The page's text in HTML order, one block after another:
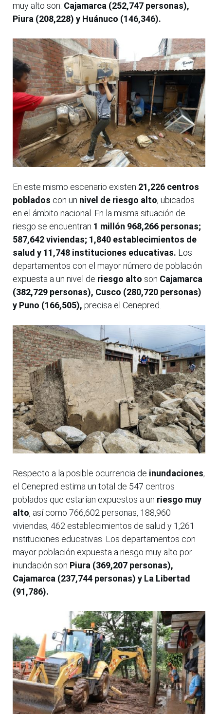
muy alto son: Cajamarca (252,747 personas),
Piura (208,228) y Huánuco (146,346).
En este mismo escenario existen 21,226 centros
poblados con un nivel de riesgo alto, ubicados
en el ámbito nacional. En la misma situación de
riesgo se encuentran 1 millón 968,266 personas;
587,642 viviendas; 1,840 establecimientos de
salud y 11,748 instituciones educativas. Los
departamentos con el mayor número de población
expuesta a un nivel de riesgo alto son Cajamarca
(382,729 personas), Cusco (280,720 personas)
y Puno (166,505), precisa el Cenepred.
Respecto a la posible ocurrencia de inundaciones,
el Cenepred estima un total de 547 centros
poblados que estarían expuestos a un riesgo muy
alto, así como 766,602 personas, 188,960
viviendas, 462 establecimientos de salud y 1,261
instituciones educativas. Los departamentos con
mayor población expuesta a riesgo muy alto por
inundación son Piura (369,207 personas),
Cajamarca (237,744 personas) y La Libertad
(91,786).